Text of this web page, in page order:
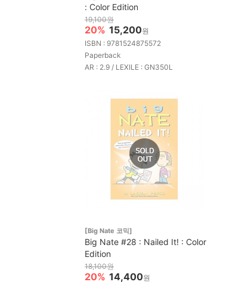
: Color Edition
19,100원
20% 15,200원
ISBN : 9781524875572
Paperback
AR : 2.9 / LEXILE : GN350L
[Big Nate 코믹]
Big Nate #28 : Nailed It! : Color
Edition
18,100원
20% 14,400원